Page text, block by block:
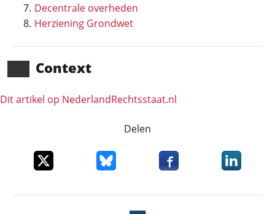
Decentrale overheden
Herziening Grondwet
Context
Dit artikel op NederlandRechts­staat.nl
Delen
Deel dit item op XDeel dit item op Bluesky
Deel dit item opDeel dit